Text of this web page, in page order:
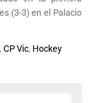
(3-3) en el Palacio
, CP Vic, Hockey